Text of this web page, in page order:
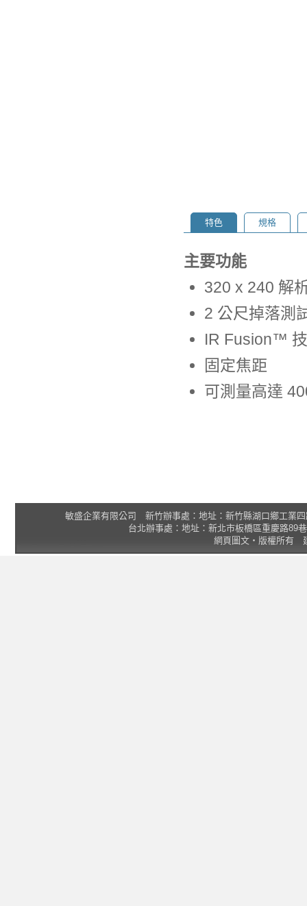
特色 規格
主要功能
320 x 240 解
2 公尺掉落測
IR Fusion™
固定焦距
可測量高達
敏盛企業有限公司 新竹辦事處：地址：新竹縣湖口鄉工業
台北辦事處：地址：新北市板橋區重慶路89
網頁圖文‧版權所有 建